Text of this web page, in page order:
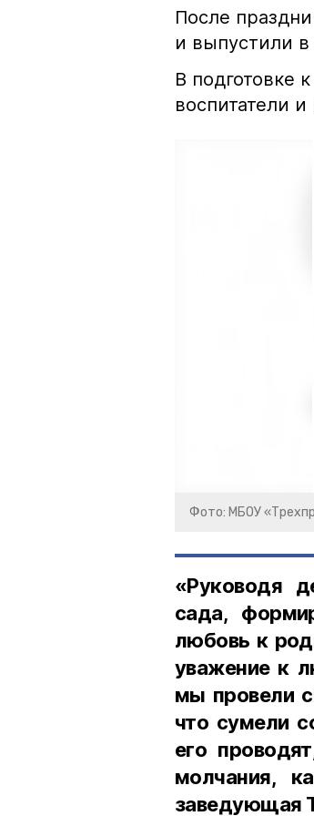
После
и выпустили
В подготовке
воспитатели
Фото: МБОУ
«Руководя
сада,
любовь к
уважение к
мы провели
что сумели
его
молчания,
заведующая